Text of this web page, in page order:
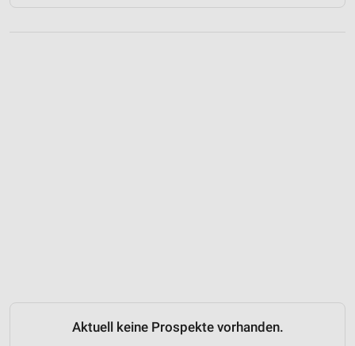
Aktuell keine Prospekte vorhanden.